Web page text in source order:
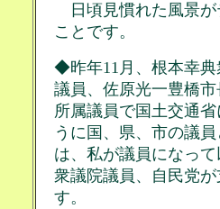
日頃見慣れた風景が
ことです。
◆昨年11月、根本幸典
議員、佐原光一豊橋
所属議員で国土交通
うに国、県、市の議
は、私が議員になっ
衆議院議員、自民党
す。